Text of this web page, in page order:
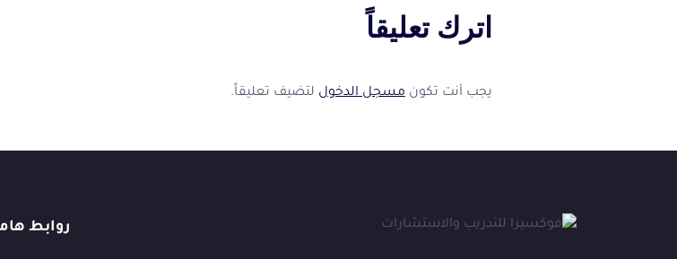
اترك تعليقاً
يجب أنت تكونمسجل الدخوللتضيف تعليقاً.
روابط
👋